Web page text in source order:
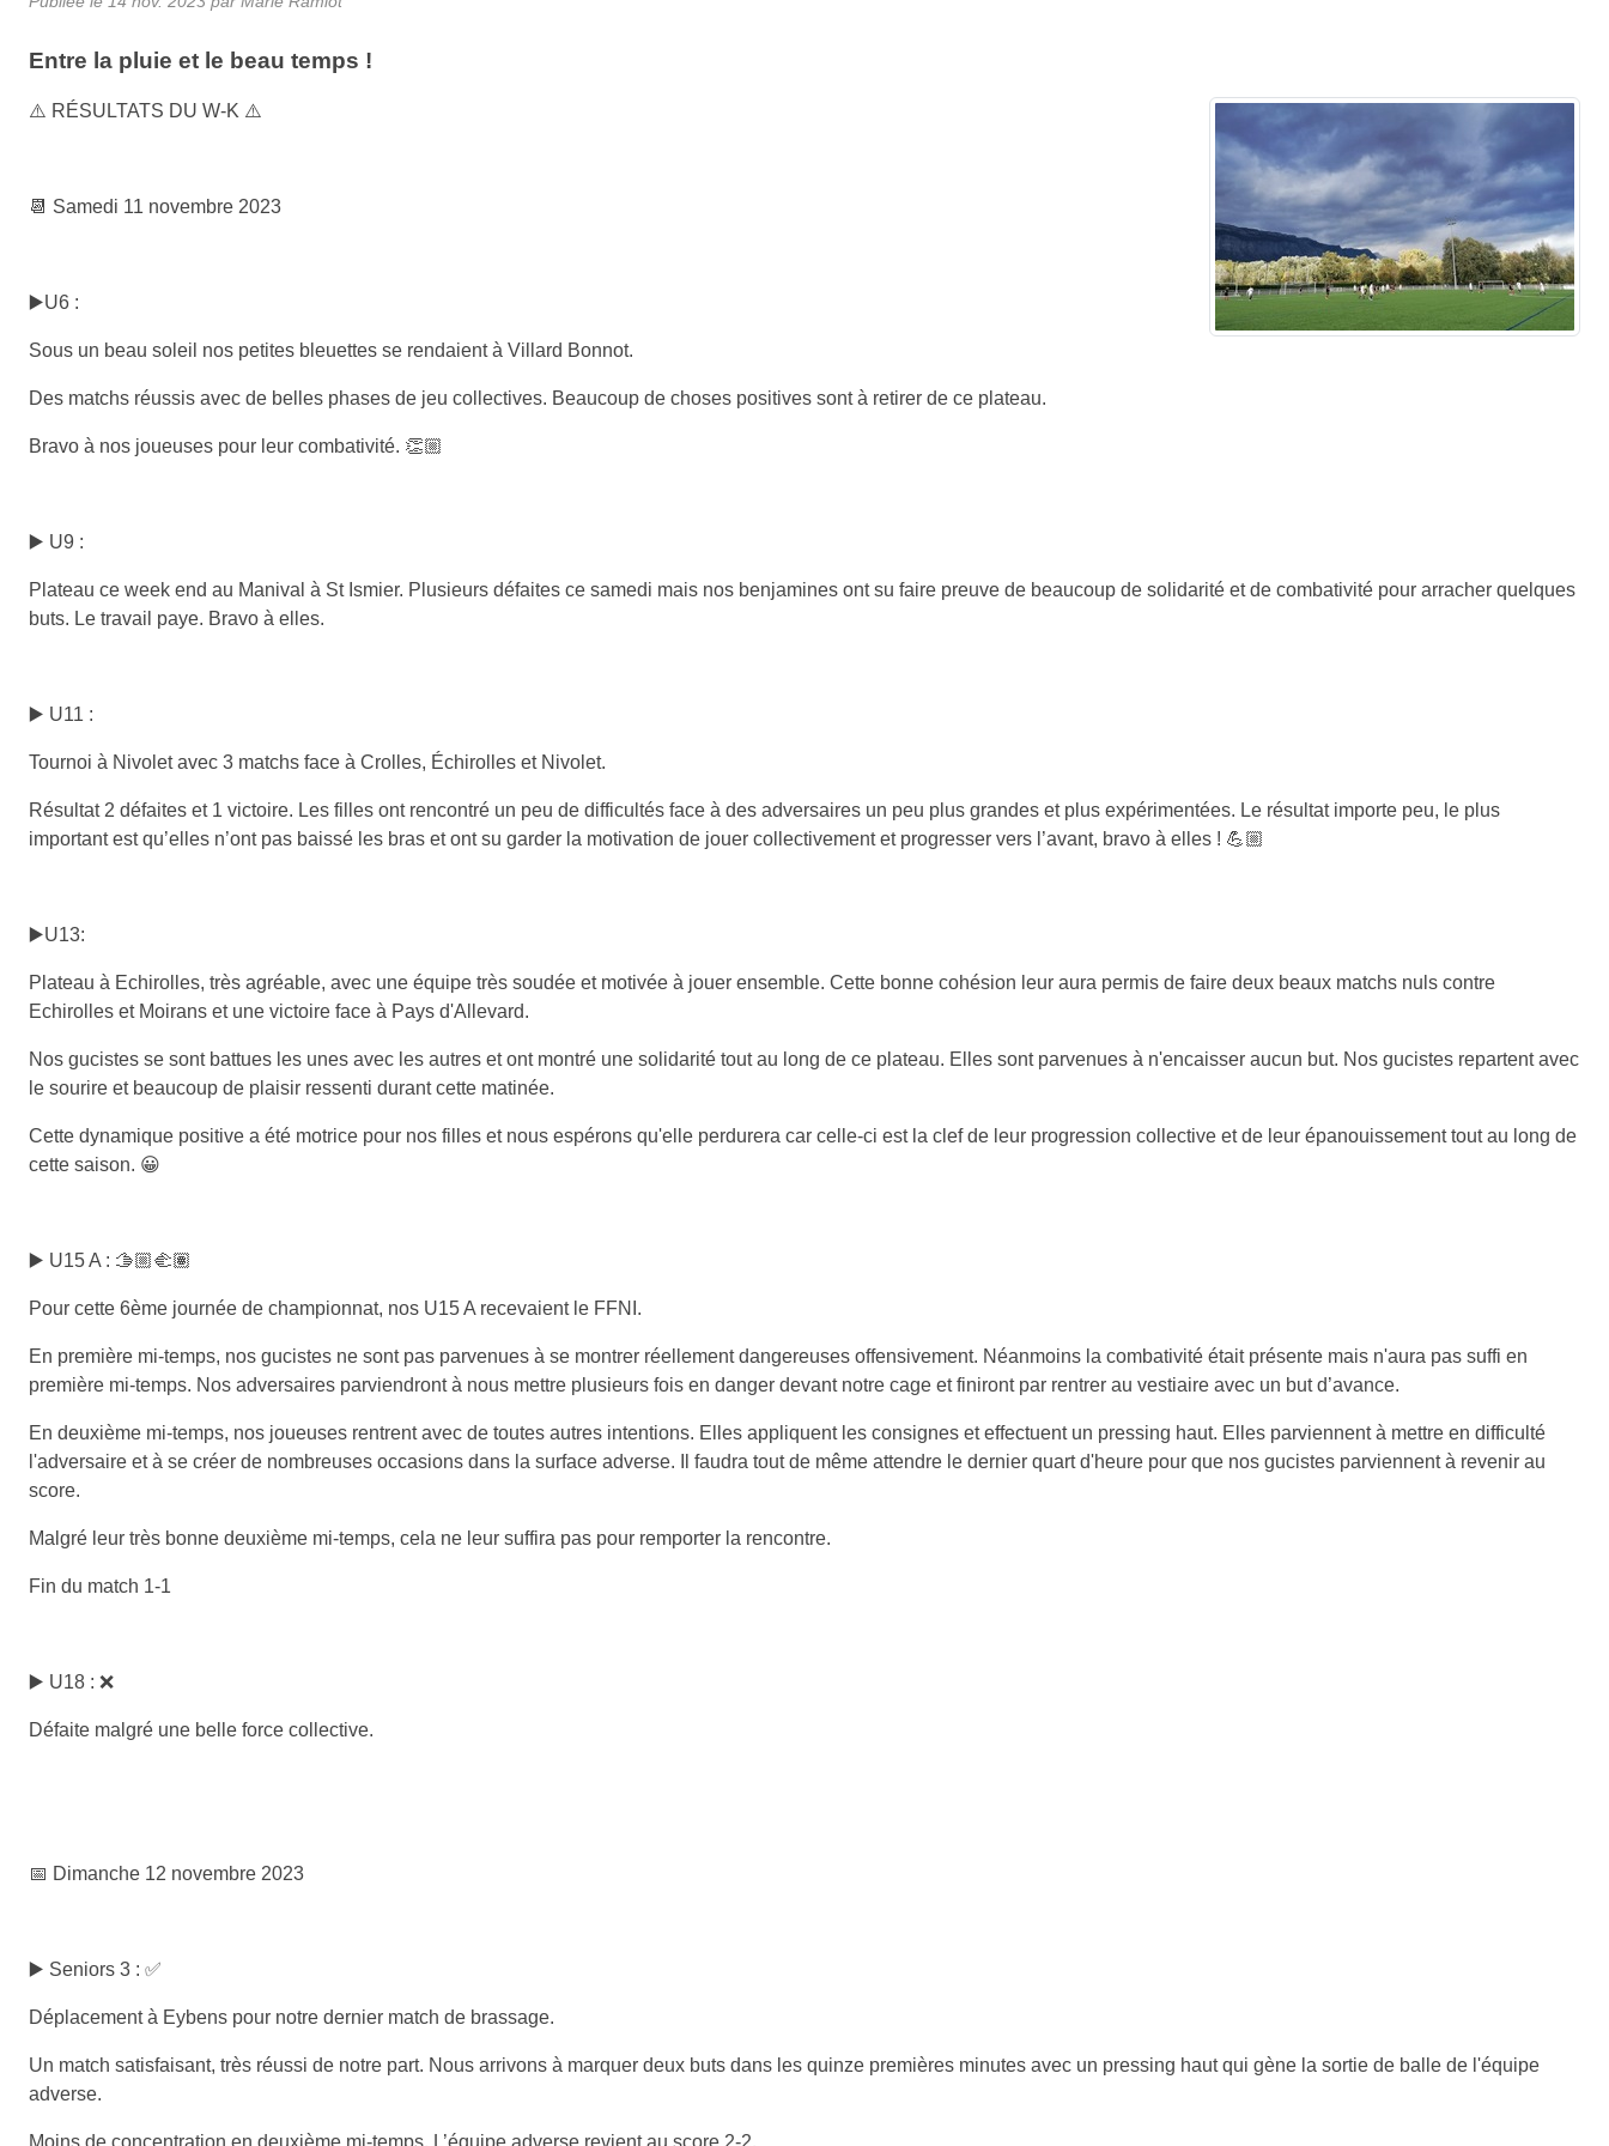
Entre la pluie et le beau temps !
⚠️ RÉSULTATS DU W-K ⚠️
📆 Samedi 11 novembre 2023
▶️U6 :
Sous un beau soleil nos petites bleuettes se rendaient à Villard Bonnot.
Des matchs réussis avec de belles phases de jeu collectives. Beaucoup de choses positives sont à retirer de ce plateau.
Bravo à nos joueuses pour leur combativité. 👏🏼
▶️ U9 :
Plateau ce week end au Manival à St Ismier. Plusieurs défaites ce samedi mais nos benjamines ont su faire preuve de beaucoup de solidarité et de combativité pour arracher quelques
buts. Le travail paye. Bravo à elles.
▶️ U11 :
Tournoi à Nivolet avec 3 matchs face à Crolles, Échirolles et Nivolet.
Résultat 2 défaites et 1 victoire. Les filles ont rencontré un peu de difficultés face à des adversaires un peu plus grandes et plus expérimentées. Le résultat importe peu, le plus
important est qu’elles n’ont pas baissé les bras et ont su garder la motivation de jouer collectivement et progresser vers l’avant, bravo à elles ! 💪🏼
▶️U13:
Plateau à Echirolles, très agréable, avec une équipe très soudée et motivée à jouer ensemble. Cette bonne cohésion leur aura permis de faire deux beaux matchs nuls contre
Echirolles et Moirans et une victoire face à Pays d'Allevard.
Nos gucistes se sont battues les unes avec les autres et ont montré une solidarité tout au long de ce plateau. Elles sont parvenues à n'encaisser aucun but. Nos gucistes repartent avec
le sourire et beaucoup de plaisir ressenti durant cette matinée.
Cette dynamique positive a été motrice pour nos filles et nous espérons qu'elle perdurera car celle-ci est la clef de leur progression collective et de leur épanouissement tout au long de
cette saison. 😀
▶️ U15 A : 🫱🏼‍🫲🏽
Pour cette 6ème journée de championnat, nos U15 A recevaient le FFNI.
En première mi-temps, nos gucistes ne sont pas parvenues à se montrer réellement dangereuses offensivement. Néanmoins la combativité était présente mais n'aura pas suffi en
première mi-temps. Nos adversaires parviendront à nous mettre plusieurs fois en danger devant notre cage et finiront par rentrer au vestiaire avec un but d’avance.
En deuxième mi-temps, nos joueuses rentrent avec de toutes autres intentions. Elles appliquent les consignes et effectuent un pressing haut. Elles parviennent à mettre en difficulté
l'adversaire et à se créer de nombreuses occasions dans la surface adverse. Il faudra tout de même attendre le dernier quart d'heure pour que nos gucistes parviennent à revenir au
score.
Malgré leur très bonne deuxième mi-temps, cela ne leur suffira pas pour remporter la rencontre.
Fin du match 1-1
▶️ U18 : ❌
Défaite malgré une belle force collective.
📅 Dimanche 12 novembre 2023
▶️ Seniors 3 : ✅
Déplacement à Eybens pour notre dernier match de brassage.
Un match satisfaisant, très réussi de notre part. Nous arrivons à marquer deux buts dans les quinze premières minutes avec un pressing haut qui gène la sortie de balle de l'équipe
adverse.
Moins de concentration en deuxième mi-temps. L’équipe adverse revient au score 2-2.